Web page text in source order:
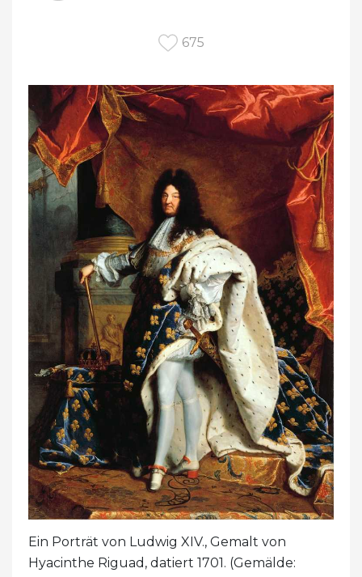
675
Ein Porträt von Ludwig XIV., Gemalt von
Hyacinthe Riguad, datiert 1701. (Gemälde: